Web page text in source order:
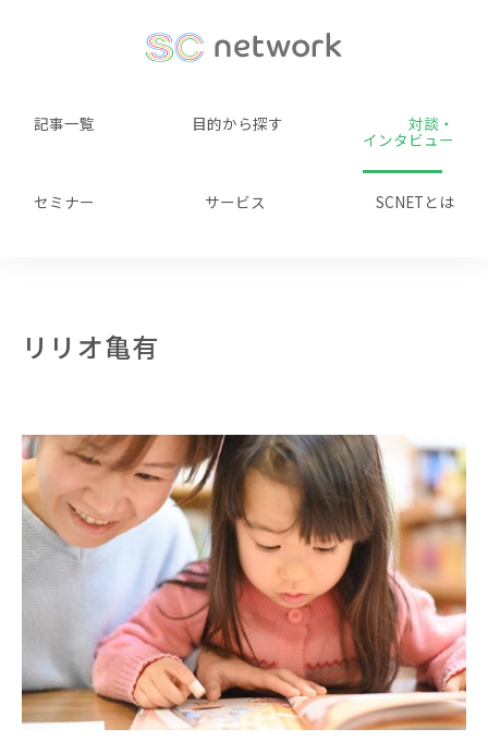
記事一覧 目的から探す 対談・
インタビュー
セミナー サービス SCNETとは
リリオ亀有